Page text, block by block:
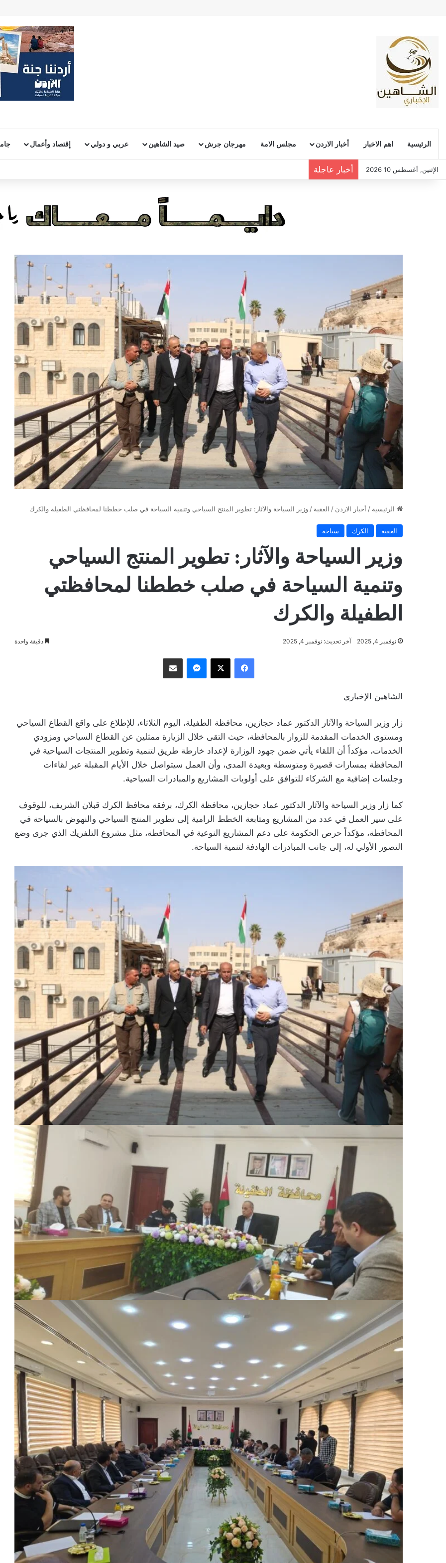
الرئيسية اهم الاخبار أخبار الاردن مجلس الامة مهرجان جرش صيد الشاهين عربي و دولي إقتصاد وأعمال
الإثنين, أغسطس 10 2026 أخبار عاجلة
الرئيسية / أخبار الاردن / العقبة / وزير السياحة والآثار: تطوير المنتج السياحي وتنمية السياحة في صلب خططنا لمحافظتي الطفيلة والكرك
العقبة الكرك سياحة
وزير السياحة والآثار: تطوير المنتج السياحي
وتنمية السياحة في صلب خططنا لمحافظتي
الطفيلة والكرك
نوفمبر 4, 2025 آخر تحديث: نوفمبر 4, 2025 دقيقة واحدة
فيسبوك ‫X ماسنجر مشاركة عبر البريد
الشاهين الإخباري
زار وزير السياحة والآثار الدكتور عماد حجازين، محافظة الطفيلة، اليوم الثلاثاء، للإطلاع على واقع القطاع السياحي
ومستوى الخدمات المقدمة للزوار بالمحافظة، حيث التقى خلال الزيارة ممثلين عن القطاع السياحي ومزودي
الخدمات، مؤكداً أن اللقاء يأتي ضمن جهود الوزارة لإعداد خارطة طريق لتنمية وتطوير المنتجات السياحية في
المحافظة بمسارات قصيرة ومتوسطة وبعيدة المدى، وأن العمل سيتواصل خلال الأيام المقبلة عبر لقاءات
وجلسات إضافية مع الشركاء للتوافق على أولويات المشاريع والمبادرات السياحية.
كما زار وزير السياحة والآثار الدكتور عماد حجازين، محافظة الكرك، برفقة محافظ الكرك قبلان الشريف، للوقوف
على سير العمل في عدد من المشاريع ومتابعة الخطط الرامية إلى تطوير المنتج السياحي والنهوض بالسياحة في
المحافظة، مؤكداً حرص الحكومة على دعم المشاريع النوعية في المحافظة، مثل مشروع التلفريك الذي جرى وضع
التصور الأولي له، إلى جانب المبادرات الهادفة لتنمية السياحة.